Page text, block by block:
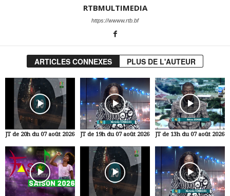
RTBMULTIMEDIA
https://wwww.rtb.bf
ARTICLES CONNEXES PLUS DE L'AUTEUR
JT de 20h du 07 août 2026 JT de 19h du 07 août 2026 JT de 13h du 07 août 2026